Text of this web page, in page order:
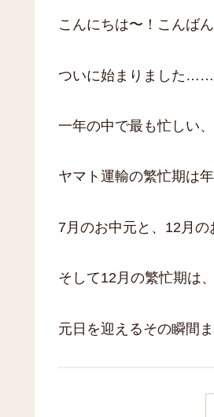
こんにちは〜！こんば
ついに始まりました……
一年の中で最も忙しい
ヤマト運輸の繁忙期は年
7月のお中元と、12月の
そして12月の繁忙期は
元日を迎えるその瞬間